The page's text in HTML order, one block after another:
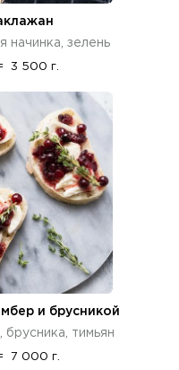
начинка, зелень
3 500 г.
и брусникой
тимьян
7 000 г.